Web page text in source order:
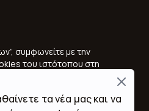
συμφωνείτε με την
του ιστότοπου στη
προσπάθειες μάρκετινγκ.
Close
τα νέα μας και να